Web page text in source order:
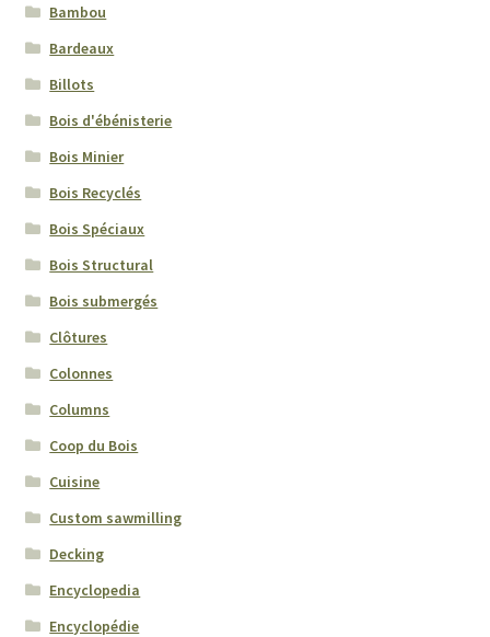
Bambou
Bardeaux
Billots
Bois d'ébénisterie
Bois Minier
Bois Recyclés
Bois Spéciaux
Bois Structural
Bois submergés
Clôtures
Colonnes
Columns
Coop du Bois
Cuisine
Custom sawmilling
Decking
Encyclopedia
Encyclopédie